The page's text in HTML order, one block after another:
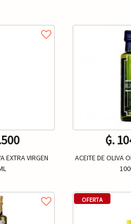
EXTRA VIRGEN
₲.
ACEITE DE OLIVA
OFERTA